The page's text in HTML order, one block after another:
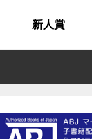
新人賞